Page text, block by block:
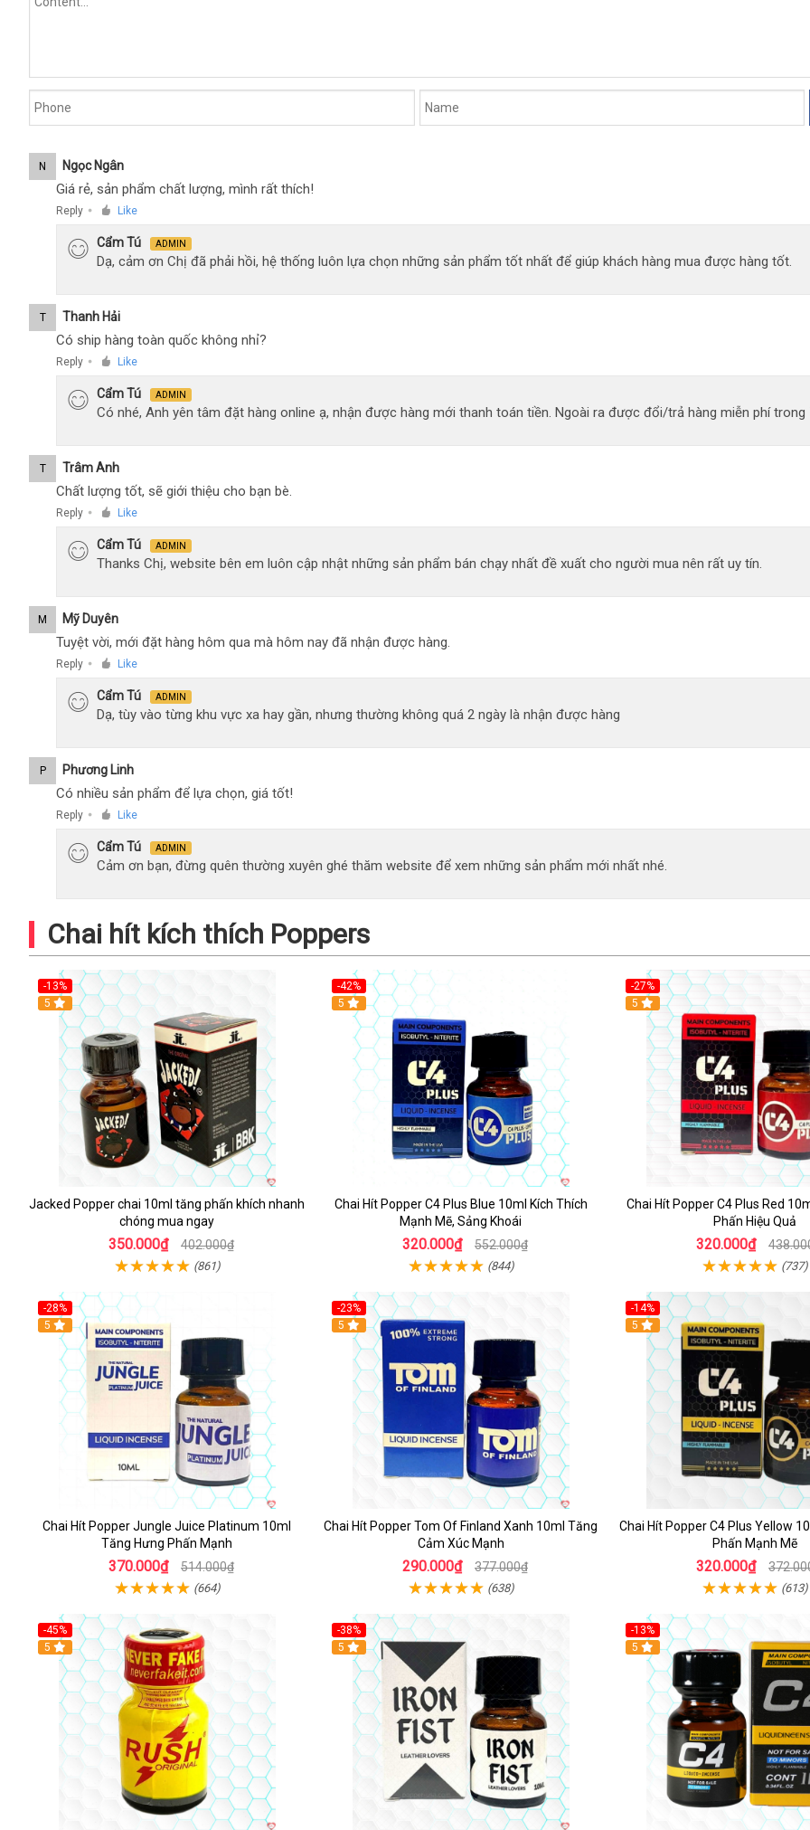
dành
chính
hãng
nước
hoa
kích
dục
loại
mạnh
N Ngọc Ngân
Giá rẻ, sản phẩm chất lượng, mình rất thích!
Reply ● Like
Cẩm Tú ADMIN
Dạ, cảm ơn Chị đã phải hồi, hệ thống luôn lựa chọn những sản phẩm tốt nhất để giúp khách hàng mua được hàng tốt.
T Thanh Hải
Có ship hàng toàn quốc không nhỉ?
Reply ● Like
Cẩm Tú ADMIN
Có nhé, Anh yên tâm đặt hàng online ạ, nhận được hàng mới thanh toán tiền. Ngoài ra được đổi/trả hàng miễn phí trong
T Trâm Anh
Chất lượng tốt, sẽ giới thiệu cho bạn bè.
Reply ● Like
Cẩm Tú ADMIN
Thanks Chị, website bên em luôn cập nhật những sản phẩm bán chạy nhất đề xuất cho người mua nên rất uy tín.
M Mỹ Duyên
Tuyệt vời, mới đặt hàng hôm qua mà hôm nay đã nhận được hàng.
Reply ● Like
Cẩm Tú ADMIN
Dạ, tùy vào từng khu vực xa hay gần, nhưng thường không quá 2 ngày là nhận được hàng
P Phương Linh
Có nhiều sản phẩm để lựa chọn, giá tốt!
Reply ● Like
Cẩm Tú ADMIN
Cảm ơn bạn, đừng quên thường xuyên ghé thăm website để xem những sản phẩm mới nhất nhé.
Chai hít kích thích Poppers
-13%
5
Jacked Popper chai 10ml tăng phấn khích nhanh
chóng mua ngay
350.000₫ 402.000₫
(861)
-42%
5
Chai Hít Popper C4 Plus Blue 10ml Kích Thích
Mạnh Mẽ, Sảng Khoái
320.000₫ 552.000₫
(844)
-27%
5
Chai Hít Popper C4 Plus Red
Phấn Hiệu Quả
320.000₫
(737)
-28%
5
Chai Hít Popper Jungle Juice Platinum 10ml
Tăng Hưng Phấn Mạnh
370.000₫ 514.000₫
(664)
-23%
5
Chai Hít Popper Tom Of Finland Xanh 10ml Tăng
Cảm Xúc Mạnh
290.000₫ 377.000₫
(638)
-14%
5
Chai Hít Popper C4 Plus Yellow
Phấn Mạnh Mẽ
320.000₫
(613)
-45%
5
-38%
5
-13%
Hot
5